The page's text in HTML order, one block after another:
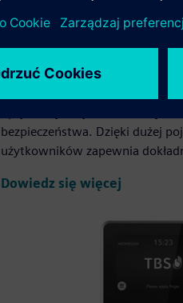
3D LIGHT to bezdotykowy
bezpieczeństwa. Dzięki dużej
użytkowników zapewnia
Dowiedz się więcej